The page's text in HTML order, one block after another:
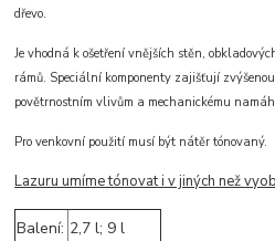
dřevo.
Je vhodná k ošetření vnějších stěn,
rámů. Speciální komponenty zajišťují
povětrnostním vlivům a mechanickému
Pro venkovní použití musí být nátěr tónovaný.
Lazuru umíme tónovat i v jiných než
Balení: 2,7 l; 9 l